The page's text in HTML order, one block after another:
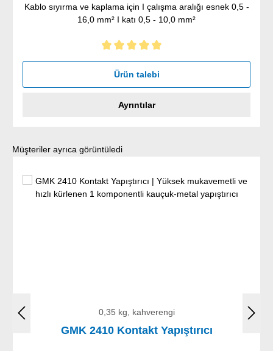
Kablo sıyırma ve kaplama için I çalışma aralığı esnek 0,5 -
16,0 mm² I katı 0,5 - 10,0 mm²
5 yıldız üzerinden 5 ortalama puanı
Ürün talebi
Ayrıntılar
Ürün galerisini atla
Müşteriler ayrıca görüntüledi
0,35 kg, kahverengi
GMK 2410 Kontakt Yapıştırıcı